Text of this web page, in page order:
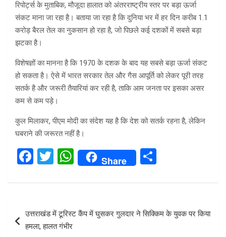
रिपोर्ट्स के मुताबिक, मौजूदा हालात को अंतरराष्ट्रीय स्तर पर बड़ा ऊर्जा
संकट माना जा रहा है। बताया जा रहा है कि दुनिया भर में हर दिन करीब 1.1
करोड़ बैरल तेल का नुकसान हो रहा है, जो पिछले कई दशकों में सबसे बड़ा
झटका है।
विशेषज्ञों का मानना है कि 1970 के दशक के बाद यह सबसे बड़ा ऊर्जा संकट
हो सकता है। ऐसे में भारत सरकार तेल और गैस आपूर्ति को लेकर पूरी तरह
सतर्क है और जरूरी तैयारियां कर रही है, ताकि आम जनता पर इसका असर
कम से कम पड़े।
कुल मिलाकर, पीएम मोदी का संदेश यह है कि देश को सतर्क रहना है, लेकिन
घबराने की जरूरत नहीं है।
F
ce
o
T
tt
er
W
h
at
s
A
Share
ar
navigation
उत्तराखंड में टूरिस्ट कैंप में घुसकर गुलदार ने सिक्किम के युवक पर किया
हमला, हालत गंभीर